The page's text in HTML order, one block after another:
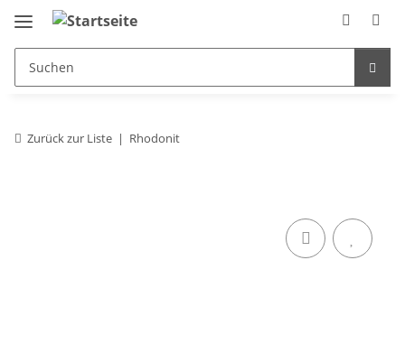
Zurück zur Liste Rhodonit